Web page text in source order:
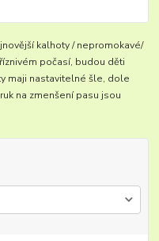
kalhoty / nepromokavé/
počasí, budou děti
maji nastavitelné šle, dole
na zmenšení pasu jsou